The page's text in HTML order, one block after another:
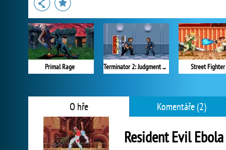
Primal Rage Terminator 2: Judgment Day Street
O hře Komentáře (2)
Resident Evil Ebola